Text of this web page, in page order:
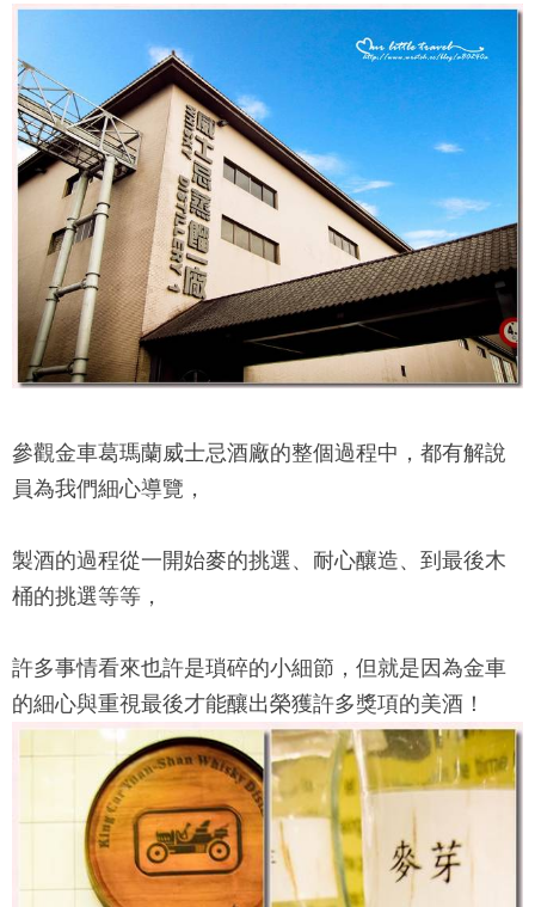
參觀金車葛瑪蘭威士忌酒廠的整個過程中，都有解說
員為我們細心導覽，
製酒的過程從一開始麥的挑選、耐心釀造、到最後木
桶的挑選等等，
許多事情看來也許是瑣碎的小細節，但就是因為金車
的細心與重視最後才能釀出榮獲許多獎項的美酒！